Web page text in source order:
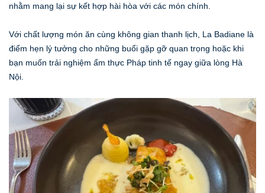
nhằm mang lại sự kết hợp hài hòa với các món chính.
Với chất lượng món ăn cùng không gian thanh lịch, La Badiane là
điểm hẹn lý tưởng cho những buổi gặp gỡ quan trọng hoặc khi
bạn muốn trải nghiệm ẩm thực Pháp tinh tế ngay giữa lòng Hà
Nội.